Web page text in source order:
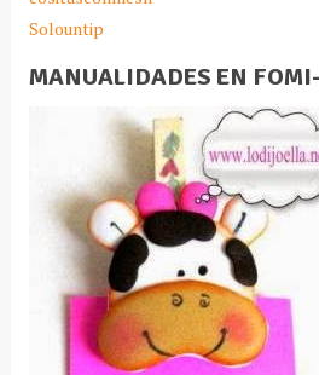
Solountip
MANUALIDADES EN